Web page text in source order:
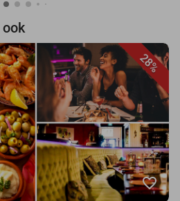
28%
favorite_border